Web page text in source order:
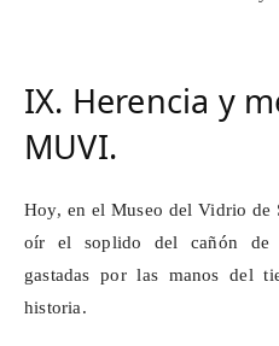
IX. Herencia y
MUVI.
Hoy, en el Museo del Vidrio de
oír el soplido del cañón de
gastadas por las manos del
historia.